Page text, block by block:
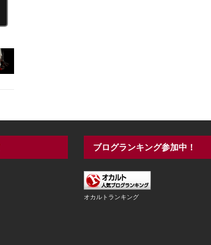
ブログランキング参加中！
オカルトランキング